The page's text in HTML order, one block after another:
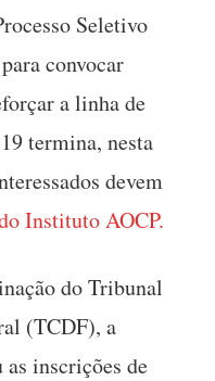
Seletivo
convocar
a linha de
termina, nesta
devem
Instituto AOCP.
do Tribunal
(TCDF), a
as inscrições de